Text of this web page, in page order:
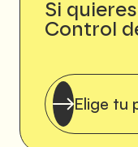
Si
Control
Elige tu